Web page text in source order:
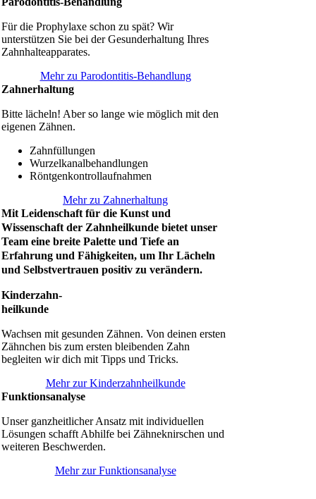
Für die Prophylaxe schon zu spät? Wir
unterstützen Sie bei der Gesunderhaltung Ihres
Zahnhalteapparates.
Mehr zu Parodontitis-Behandlung
Zahnerhaltung
Bitte lächeln! Aber so lange wie möglich mit den
eigenen Zähnen.
Zahnfüllungen
Wurzelkanalbehandlungen
Röntgenkontrollaufnahmen
Mehr zu Zahnerhaltung
Mit Leidenschaft für die Kunst und
Wissenschaft der Zahnheilkunde bietet unser
Team eine breite Palette und Tiefe an
Erfahrung und Fähigkeiten, um Ihr Lächeln
und Selbstvertrauen positiv zu verändern.
Kinderzahn-
heilkunde
Wachsen mit gesunden Zähnen. Von deinen ersten
Zähnchen bis zum ersten bleibenden Zahn
begleiten wir dich mit Tipps und Tricks.
Mehr zur Kinderzahnheilkunde
Funktionsanalyse
Unser ganzheitlicher Ansatz mit individuellen
Lösungen schafft Abhilfe bei Zähneknirschen und
weiteren Beschwerden.
Mehr zur Funktionsanalyse